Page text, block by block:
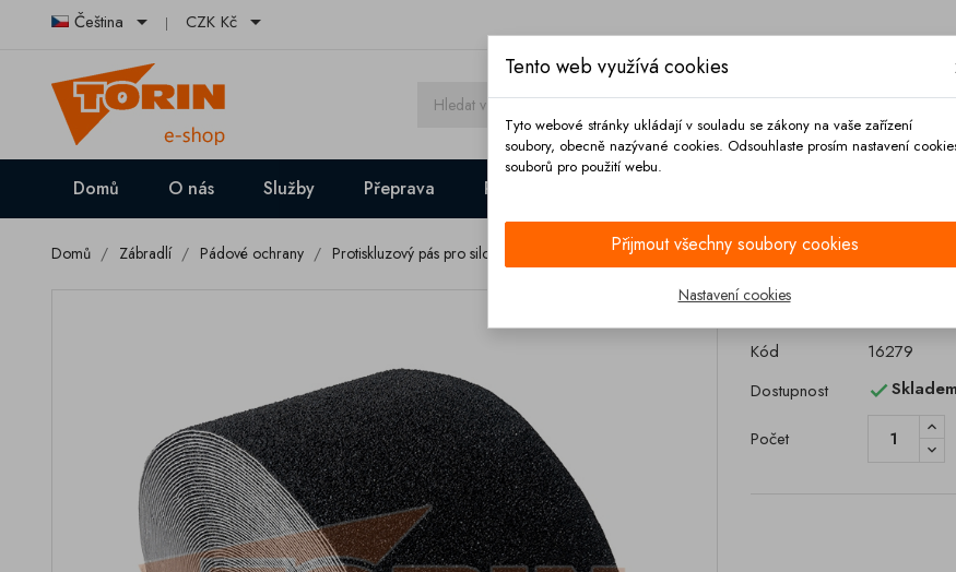
Čeština  CZK Kč 
Domů O nás Služby Přeprava Platba
Domů Zábradlí Pádové ochrany Protiskluzový pás pro silo lepící
Protiskluzový
Kód
16279
Dostupnost
Skladem
Počet
Tento web využívá cookies
Tyto webové stránky ukládají v souladu se zákony na vaše zařízení
soubory, obecně nazývané cookies. Odsouhlaste prosím nastavení
souborů pro použití webu.
Přijmout všechny soubory cookies
Nastavení cookies